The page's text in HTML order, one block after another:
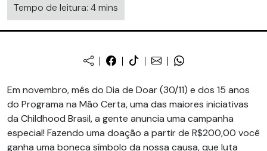
Tempo de leitura: 4 mins
Em novembro, mês do Dia de Doar (30/11) e dos 15 anos
do Programa na Mão Certa, uma das maiores iniciativas
da Childhood Brasil, a gente anuncia uma campanha
especial! Fazendo uma doação a partir de R$200,00 você
ganha uma boneca símbolo da nossa causa, que luta